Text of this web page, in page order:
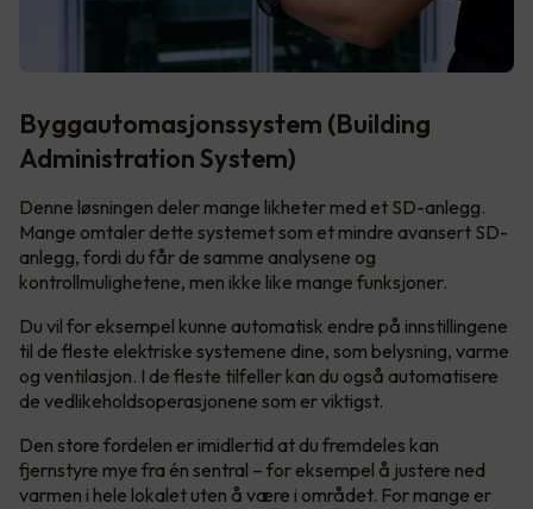
Byggautomasjonssystem (Building
Administration System)
Denne løsningen deler mange likheter med et SD-anlegg.
Mange omtaler dette systemet som et mindre avansert SD-
anlegg, fordi du får de samme analysene og
kontrollmulighetene, men ikke like mange funksjoner.
Du vil for eksempel kunne automatisk endre på innstillingene
til de fleste elektriske systemene dine, som belysning, varme
og ventilasjon. I de fleste tilfeller kan du også automatisere
de vedlikeholdsoperasjonene som er viktigst.
Den store fordelen er imidlertid at du fremdeles kan
fjernstyre mye fra én sentral – for eksempel å justere ned
varmen i hele lokalet uten å være i området. For mange er